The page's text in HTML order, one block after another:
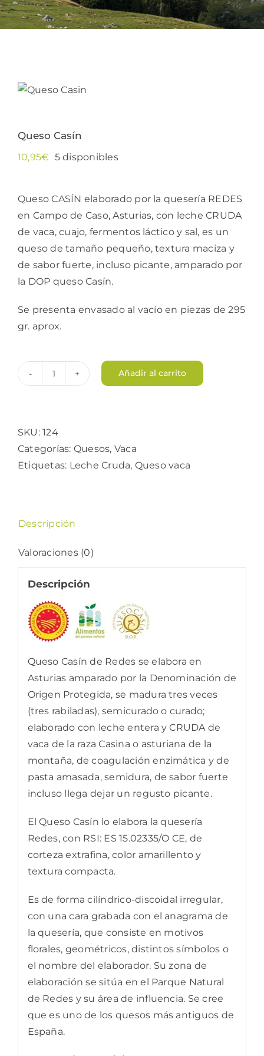
Bebidas
Cestas
Sin gluten
Queso Casín
10,95€ 5 disponibles
Queso CASÍN elaborado por la quesería REDES
en Campo de Caso, Asturias, con leche CRUDA
de vaca, cuajo, fermentos láctico y sal, es un
queso de tamaño pequeño, textura maciza y
de sabor fuerte, incluso picante, amparado por
la DOP queso Casín.
Se presenta envasado al vacío en piezas de 295
gr. aprox.
Añadir al carrito
SKU:124
Categorías: Quesos, Vaca
Etiquetas: Leche Cruda, Queso vaca
Descripción
Valoraciones (0)
Descripción
Queso Casín de Redes se elabora en
Asturias amparado por la Denominación de
Origen Protegida, se madura tres veces
(tres rabiladas), semicurado o curado;
elaborado con leche entera y CRUDA de
vaca de la raza Casina o asturiana de la
montaña, de coagulación enzimática y de
pasta amasada, semidura, de sabor fuerte
incluso llega dejar un regusto picante.
El Queso Casín lo elabora la quesería
Redes, con RSI: ES 15.02335/O CE, de
corteza extrafina, color amarillento y
textura compacta.
Es de forma cilíndrico-discoidal irregular,
con una cara grabada con el anagrama de
la quesería, que consiste en motivos
florales, geométricos, distintos símbolos o
el nombre del elaborador. Su zona de
elaboración se sitúa en el Parque Natural
de Redes y su área de influencia. Se cree
que es uno de los quesos más antiguos de
España.